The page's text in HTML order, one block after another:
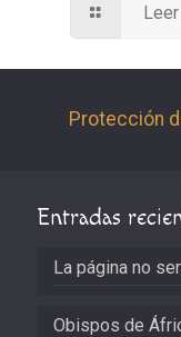
Protección
Entradas
La página no
Obispos de